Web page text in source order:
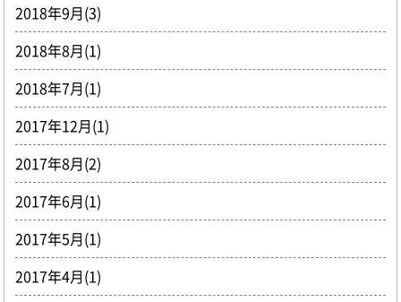
2018年9月(3)
2018年8月(1)
2018年7月(1)
2017年12月(1)
2017年8月(2)
2017年6月(1)
2017年5月(1)
2017年4月(1)